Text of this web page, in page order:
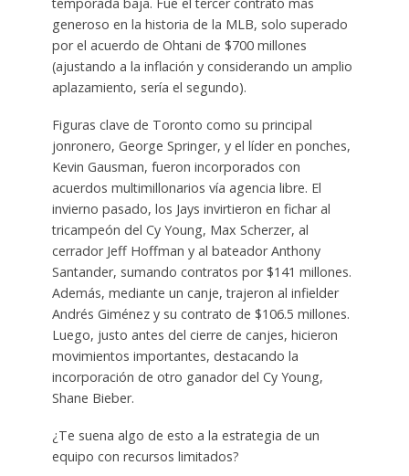
temporada baja. Fue el tercer contrato más
generoso en la historia de la MLB, solo superado
por el acuerdo de Ohtani de $700 millones
(ajustando a la inflación y considerando un amplio
aplazamiento, sería el segundo).
Figuras clave de Toronto como su principal
jonronero, George Springer, y el líder en ponches,
Kevin Gausman, fueron incorporados con
acuerdos multimillonarios vía agencia libre. El
invierno pasado, los Jays invirtieron en fichar al
tricampeón del Cy Young, Max Scherzer, al
cerrador Jeff Hoffman y al bateador Anthony
Santander, sumando contratos por $141 millones.
Además, mediante un canje, trajeron al infielder
Andrés Giménez y su contrato de $106.5 millones.
Luego, justo antes del cierre de canjes, hicieron
movimientos importantes, destacando la
incorporación de otro ganador del Cy Young,
Shane Bieber.
¿Te suena algo de esto a la estrategia de un
equipo con recursos limitados?